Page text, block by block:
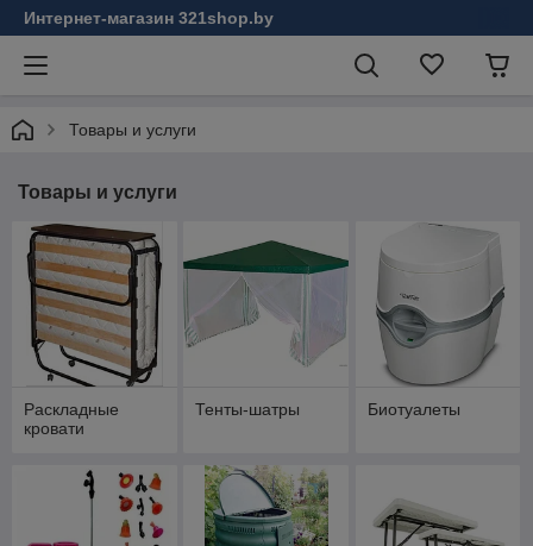
Интернет-магазин 321shop.by
Товары и услуги
Товары и услуги
Раскладные
кровати
Тенты-шатры Биотуалеты